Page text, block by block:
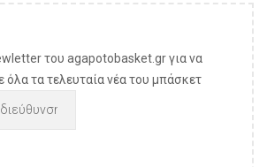
του agapotobasket.gr για να
όλα τα τελευταία νέα του μπάσκετ